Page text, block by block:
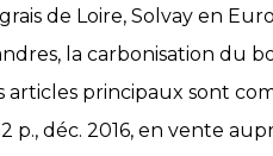
de Loire, Solvay en
la carbonisation du
articles principaux sont
p., déc. 2016, en vente